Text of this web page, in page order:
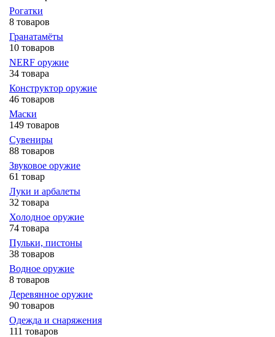
Рогатки
8 товаров
Гранатамёты
10 товаров
NERF оружие
34 товара
Конструктор оружие
46 товаров
Маски
149 товаров
Сувениры
88 товаров
Звуковое оружие
61 товар
Луки и арбалеты
32 товара
Холодное оружие
74 товара
Пульки, пистоны
38 товаров
Водное оружие
8 товаров
Деревянное оружие
90 товаров
Одежда и снаряжения
111 товаров